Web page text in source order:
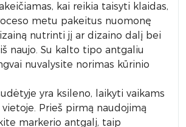
kai reikia taisyti klaidas,
metu pakeitus nuomonę
nutrinti jį ar dizaino dalį bei
naujo. Su kalto tipo antgaliu
nuvalysite norimas kūrinio
yra ksileno, laikyti vaikams
Prieš pirmą naudojimą
markerio antgalį, taip